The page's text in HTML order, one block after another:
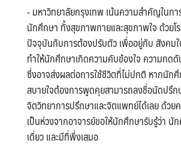
- มหาวิทยาลัยกรุงเทพ เน้นความสำคัญในก
นักศึกษา ทั้งสุขภาพกายและสุขภาพใจ ด้วยโ
ปัจจุบันกับการต้องปรับตัว เพื่ออยู่กับ สังคม
ทำให้นักศึกษาเกิดความคับข้องใจ ความกด
ซึ่งอาจส่งผลต่อการใช้ชีวิตที่ไม่ปกติ หากนัก
สบายใจต้องการพูดคุยสามารถลงชื่อนัดปรึ
จิตวิทยาการปรึกษาและจิตแพทย์ได้เลย ด้วย
เป็นห่วงจากอาจารย์ขอให้นักศึกษารับรู้ว่า นั
เดี่ยว และมีที่พึ่งเสมอ